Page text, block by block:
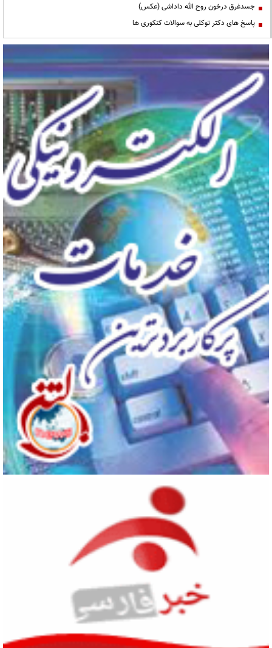
جسدغرق درخون روح الله داداشی (عکس)
پاسخ های دکتر توکلی به سوالات کنکوری ها